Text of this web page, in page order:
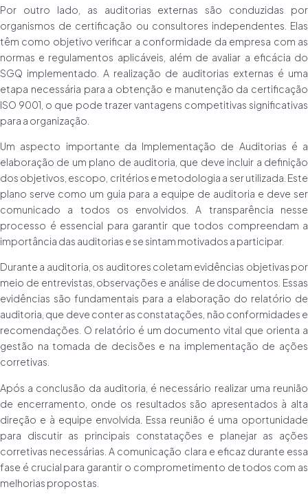
Por outro lado, as auditorias externas são conduzidas por
organismos de certificação ou consultores independentes. Elas
têm como objetivo verificar a conformidade da empresa com as
normas e regulamentos aplicáveis, além de avaliar a eficácia do
SGQ implementado. A realização de auditorias externas é uma
etapa necessária para a obtenção e manutenção da certificação
ISO 9001, o que pode trazer vantagens competitivas significativas
para a organização.
Um aspecto importante da Implementação de Auditorias é a
elaboração de um plano de auditoria, que deve incluir a definição
dos objetivos, escopo, critérios e metodologia a ser utilizada. Este
plano serve como um guia para a equipe de auditoria e deve ser
comunicado a todos os envolvidos. A transparência nesse
processo é essencial para garantir que todos compreendam a
importância das auditorias e se sintam motivados a participar.
Durante a auditoria, os auditores coletam evidências objetivas por
meio de entrevistas, observações e análise de documentos. Essas
evidências são fundamentais para a elaboração do relatório de
auditoria, que deve conter as constatações, não conformidades e
recomendações. O relatório é um documento vital que orienta a
gestão na tomada de decisões e na implementação de ações
corretivas.
Após a conclusão da auditoria, é necessário realizar uma reunião
de encerramento, onde os resultados são apresentados à alta
direção e à equipe envolvida. Essa reunião é uma oportunidade
para discutir as principais constatações e planejar as ações
corretivas necessárias. A comunicação clara e eficaz durante essa
fase é crucial para garantir o comprometimento de todos com as
melhorias propostas.